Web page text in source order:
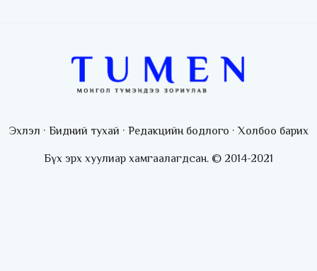
Эхлэл · Бидний тухай · Редакцийн бодлого ·Холбоо барих
Бүх эрх хуулиар хамгаалагдсан. © 2014-2021